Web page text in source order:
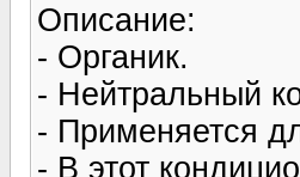
Описание:
- Органик.
- Нейтральный
- Применяется
- В этот